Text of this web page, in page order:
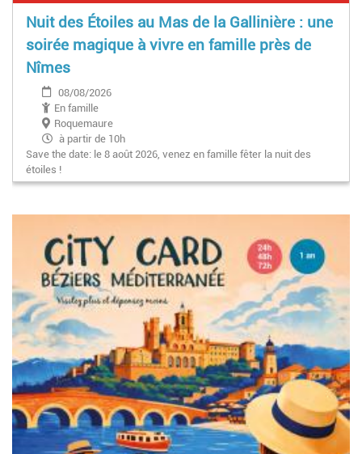
Nuit des Étoiles au Mas de la Gallinière : une
soirée magique à vivre en famille près de
Nîmes
08/08/2026
En famille
Roquemaure
à partir de 10h
Save the date: le 8 août 2026, venez en famille fêter la nuit des
étoiles !